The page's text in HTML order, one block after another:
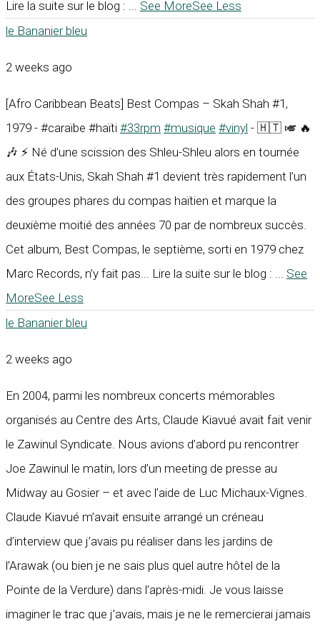
Lire la suite sur le blog : See MoreSee Less
le Bananier bleu
2 weeks ago
[Afro Caribbean Beats] Best Compas – Skah Shah #1,
1979 - #caraïbe #haïti #33rpm #musique #vinyl - 🇭🇹 🎺 🔥
🎶 ⚡ Né d’une scission des Shleu-Shleu alors en tournée
aux États-Unis, Skah Shah #1 devient très rapidement l’un
des groupes phares du compas haïtien et marque la
deuxième moitié des années 70 par de nombreux succès.
Cet album, Best Compas, le septième, sorti en 1979 chez
Marc Records, n’y fait pas... Lire la suite sur le blog :
See
MoreSee Less
le Bananier bleu
2 weeks ago
En 2004, parmi les nombreux concerts mémorables
organisés au Centre des Arts, Claude Kiavué avait fait venir
le Zawinul Syndicate. Nous avions d’abord pu rencontrer
Joe Zawinul le matin, lors d’un meeting de presse au
Midway au Gosier – et avec l’aide de Luc Michaux-Vignes.
Claude Kiavué m’avait ensuite arrangé un créneau
d’interview que j’avais pu réaliser dans les jardins de
l’Arawak (ou bien je ne sais plus quel autre hôtel de la
Pointe de la Verdure) dans l’après-midi. Je vous laisse
imaginer le trac que j’avais, mais je ne le remercierai jamais